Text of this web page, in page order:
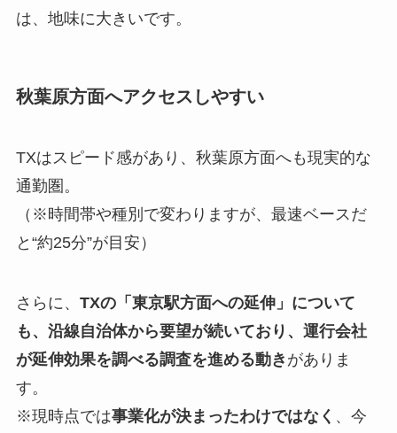
は、地味に大きいです。
秋葉原方面へアクセスしやすい
TXはスピード感があり、秋葉原方面へも現実的な
通勤圏。
（※時間帯や種別で変わりますが、最速ベースだ
と“約25分”が目安）
さらに、 TXの「東京駅方面への延伸」について
も、沿線自治体から要望が続いており、運行会社
が延伸効果を調べる調査を進める動き がありま
す。
※現時点では事業化が決まったわけではなく 、今